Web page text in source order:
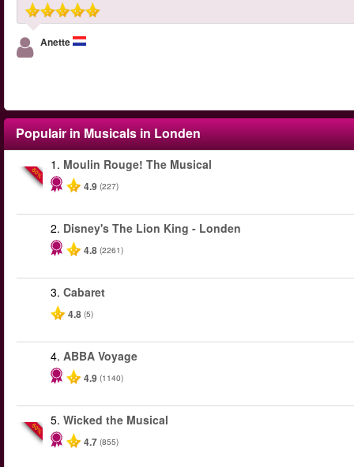
Anette
Populair in Musicals in Londen
-50%
1. Moulin Rouge! The Musical
4.9 (227)
2. Disney's The Lion King - Londen
4.8 (2261)
3. Cabaret
4.8 (5)
4. ABBA Voyage
4.9 (1140)
-50%
5. Wicked the Musical
4.7 (855)